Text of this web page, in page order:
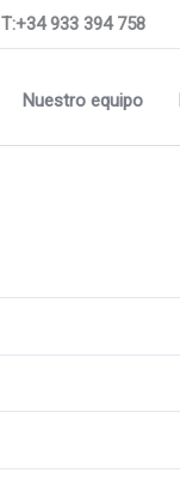
T:+34 933 394 758
Nuestro equipo